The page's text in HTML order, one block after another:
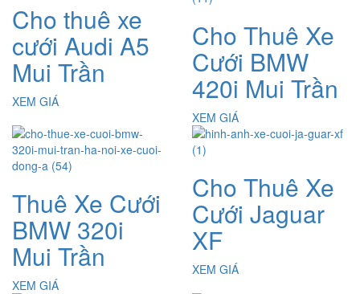
Cho thuê xe
cưới Audi A5
Mui Trần
XEM GIÁ
Cho Thuê Xe
Cưới BMW
420i Mui Trần
XEM GIÁ
Thuê Xe Cưới
BMW 320i
Mui Trần
XEM GIÁ
Cho Thuê Xe
Cưới Jaguar
XF
XEM GIÁ